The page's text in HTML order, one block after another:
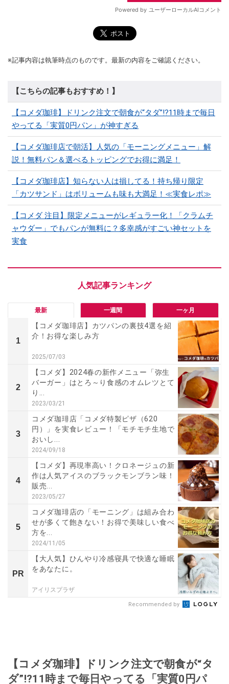
※記事内容は執筆時点のものです。最新の内容をご確認ください。
【こちらの記事もおすすめ！】
【コメダ珈琲】ドリンク注文で朝食が“タダ”!?11時まで毎日
やってる「実質0円パン」が神すぎる
【コメダ珈琲店で朝活】人気の「モーニングメニュー」解
説！無料パン＆選べるトッピングでお得に満足！
【コメダ珈琲店】知らない人は損してる！持ち帰り限定
「カツサンド」はボリュームも味も大満足！≪実食レポ≫
【コメダ 注目】限定メニューがレギュラー化！「クラムチ
ャウダー」でもパンが無料に？多幸感がすごい神セットを
実食
最新 一週間 一ヶ月
1
【コメダ珈琲店】カツパンの裏技4選を紹
介！お得な楽しみ方
2025/07/03
2
【コメダ】2024春の新作メニュー「弥生
バーガー」はとろ～り食感のオムレツとて
り...
2023/03/21
3
コメダ珈琲店「コメダ特製ピザ（620
円）」を実食レビュー！「モチモチ生地で
おいし...
2024/09/18
4
【コメダ】再現率高い！クロネージュの新
作は人気アイスのブラックモンブラン味！
販売...
2023/05/27
5
コメダ珈琲店の「モーニング」は組み合わ
せが多くて飽きない！お得で美味しい食べ
方を...
2024/11/05
PR
【大人気】ひんやり冷感寝具で快適な睡眠
をあなたに。
アイリスプラザ
Recommended by
【コメダ珈琲】ドリンク注文で朝食が“タ
ダ”!?11時まで毎日やってる「実質0円パ